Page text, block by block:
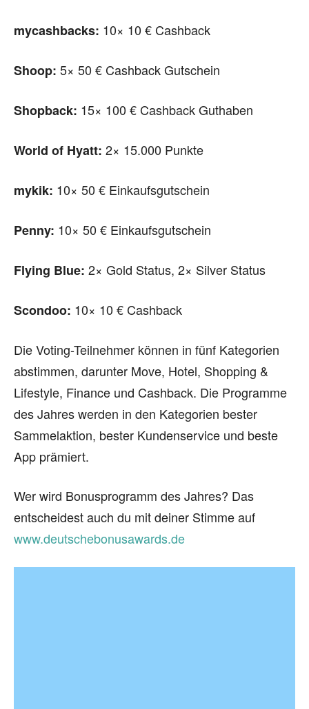
mycashbacks: 10× 10 € Cashback
Shoop: 5× 50 € Cashback Gutschein
Shopback: 15× 100 € Cashback Guthaben
World of Hyatt: 2× 15.000 Punkte
mykik: 10× 50 € Einkaufsgutschein
Penny: 10× 50 € Einkaufsgutschein
Flying Blue: 2× Gold Status, 2× Silver Status
Scondoo: 10× 10 € Cashback
Die Voting-Teilnehmer können in fünf Kategorien
abstimmen, darunter Move, Hotel, Shopping &
Lifestyle, Finance und Cashback. Die Programme
des Jahres werden in den Kategorien bester
Sammelaktion, bester Kundenservice und beste
App prämiert.
Wer wird Bonusprogramm des Jahres? Das
entscheidest auch du mit deiner Stimme auf
www.deutschebonusawards.de